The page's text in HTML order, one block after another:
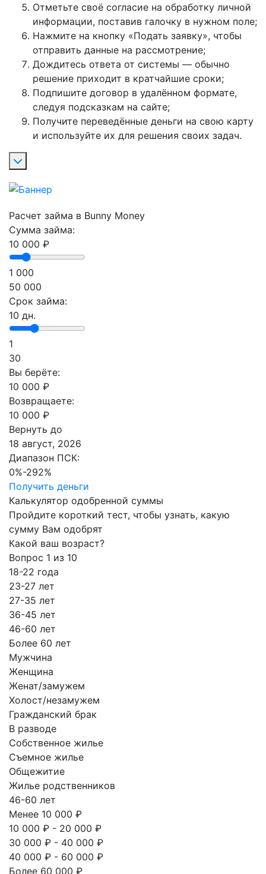
Отметьте своё согласие на обработку личной
информации, поставив галочку в нужном поле;
Нажмите на кнопку «Подать заявку», чтобы
отправить данные на рассмотрение;
Дождитесь ответа от системы — обычно
решение приходит в кратчайшие сроки;
Подпишите договор в удалённом формате,
следуя подсказкам на сайте;
Получите переведённые деньги на свою карту
и используйте их для решения своих задач.
Расчет займа в Bunny Money
Сумма займа:
10 000 ₽
1 000
50 000
Срок займа:
10 дн.
1
30
Вы берёте:
10 000 ₽
Возвращаете:
10 000 ₽
Вернуть до
18 август, 2026
Диапазон ПСК:
0%-292%
Получить деньги
Калькулятор одобренной суммы
Пройдите короткий тест, чтобы узнать, какую
сумму Вам одобрят
Какой ваш возраст?
Вопрос 1 из 10
18-22 года
23-27 лет
27-35 лет
36-45 лет
46-60 лет
Более 60 лет
Мужчина
Женщина
Женат/замужем
Холост/незамужем
Гражданский брак
В разводе
Собственное жилье
Съемное жилье
Общежитие
Жилье родственников
46-60 лет
Менее 10 000 ₽
10 000 ₽ - 20 000 ₽
30 000 ₽ - 40 000 ₽
40 000 ₽ - 60 000 ₽
Более 60 000 ₽